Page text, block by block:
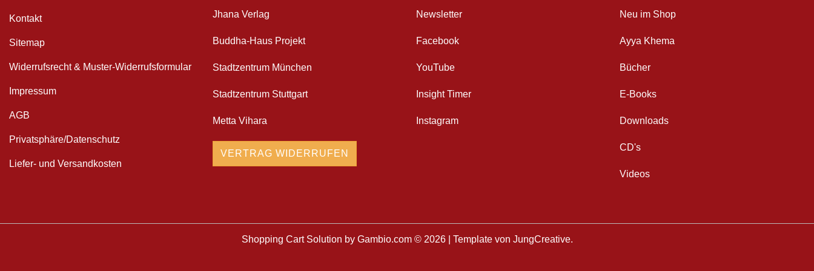
Kontakt
Sitemap
Widerrufsrecht & Muster-Widerrufsformular
Impressum
AGB
Privatsphäre/Datenschutz
Liefer- und Versandkosten
Jhana Verlag
Buddha-Haus Projekt
Stadtzentrum München
Stadtzentrum Stuttgart
Metta Vihara
VERTRAG WIDERRUFEN
Newsletter
Facebook
YouTube
Insight Timer
Instagram
Neu im Shop
Ayya Khema
Bücher
E-Books
Downloads
CD's
Videos
Shopping Cart Solution by Gambio.com © 2026 | Template von JungCreative.